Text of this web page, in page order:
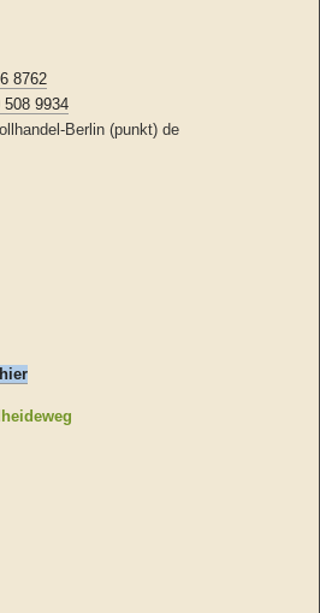
8762
508 9934
Berlin (punkt) de